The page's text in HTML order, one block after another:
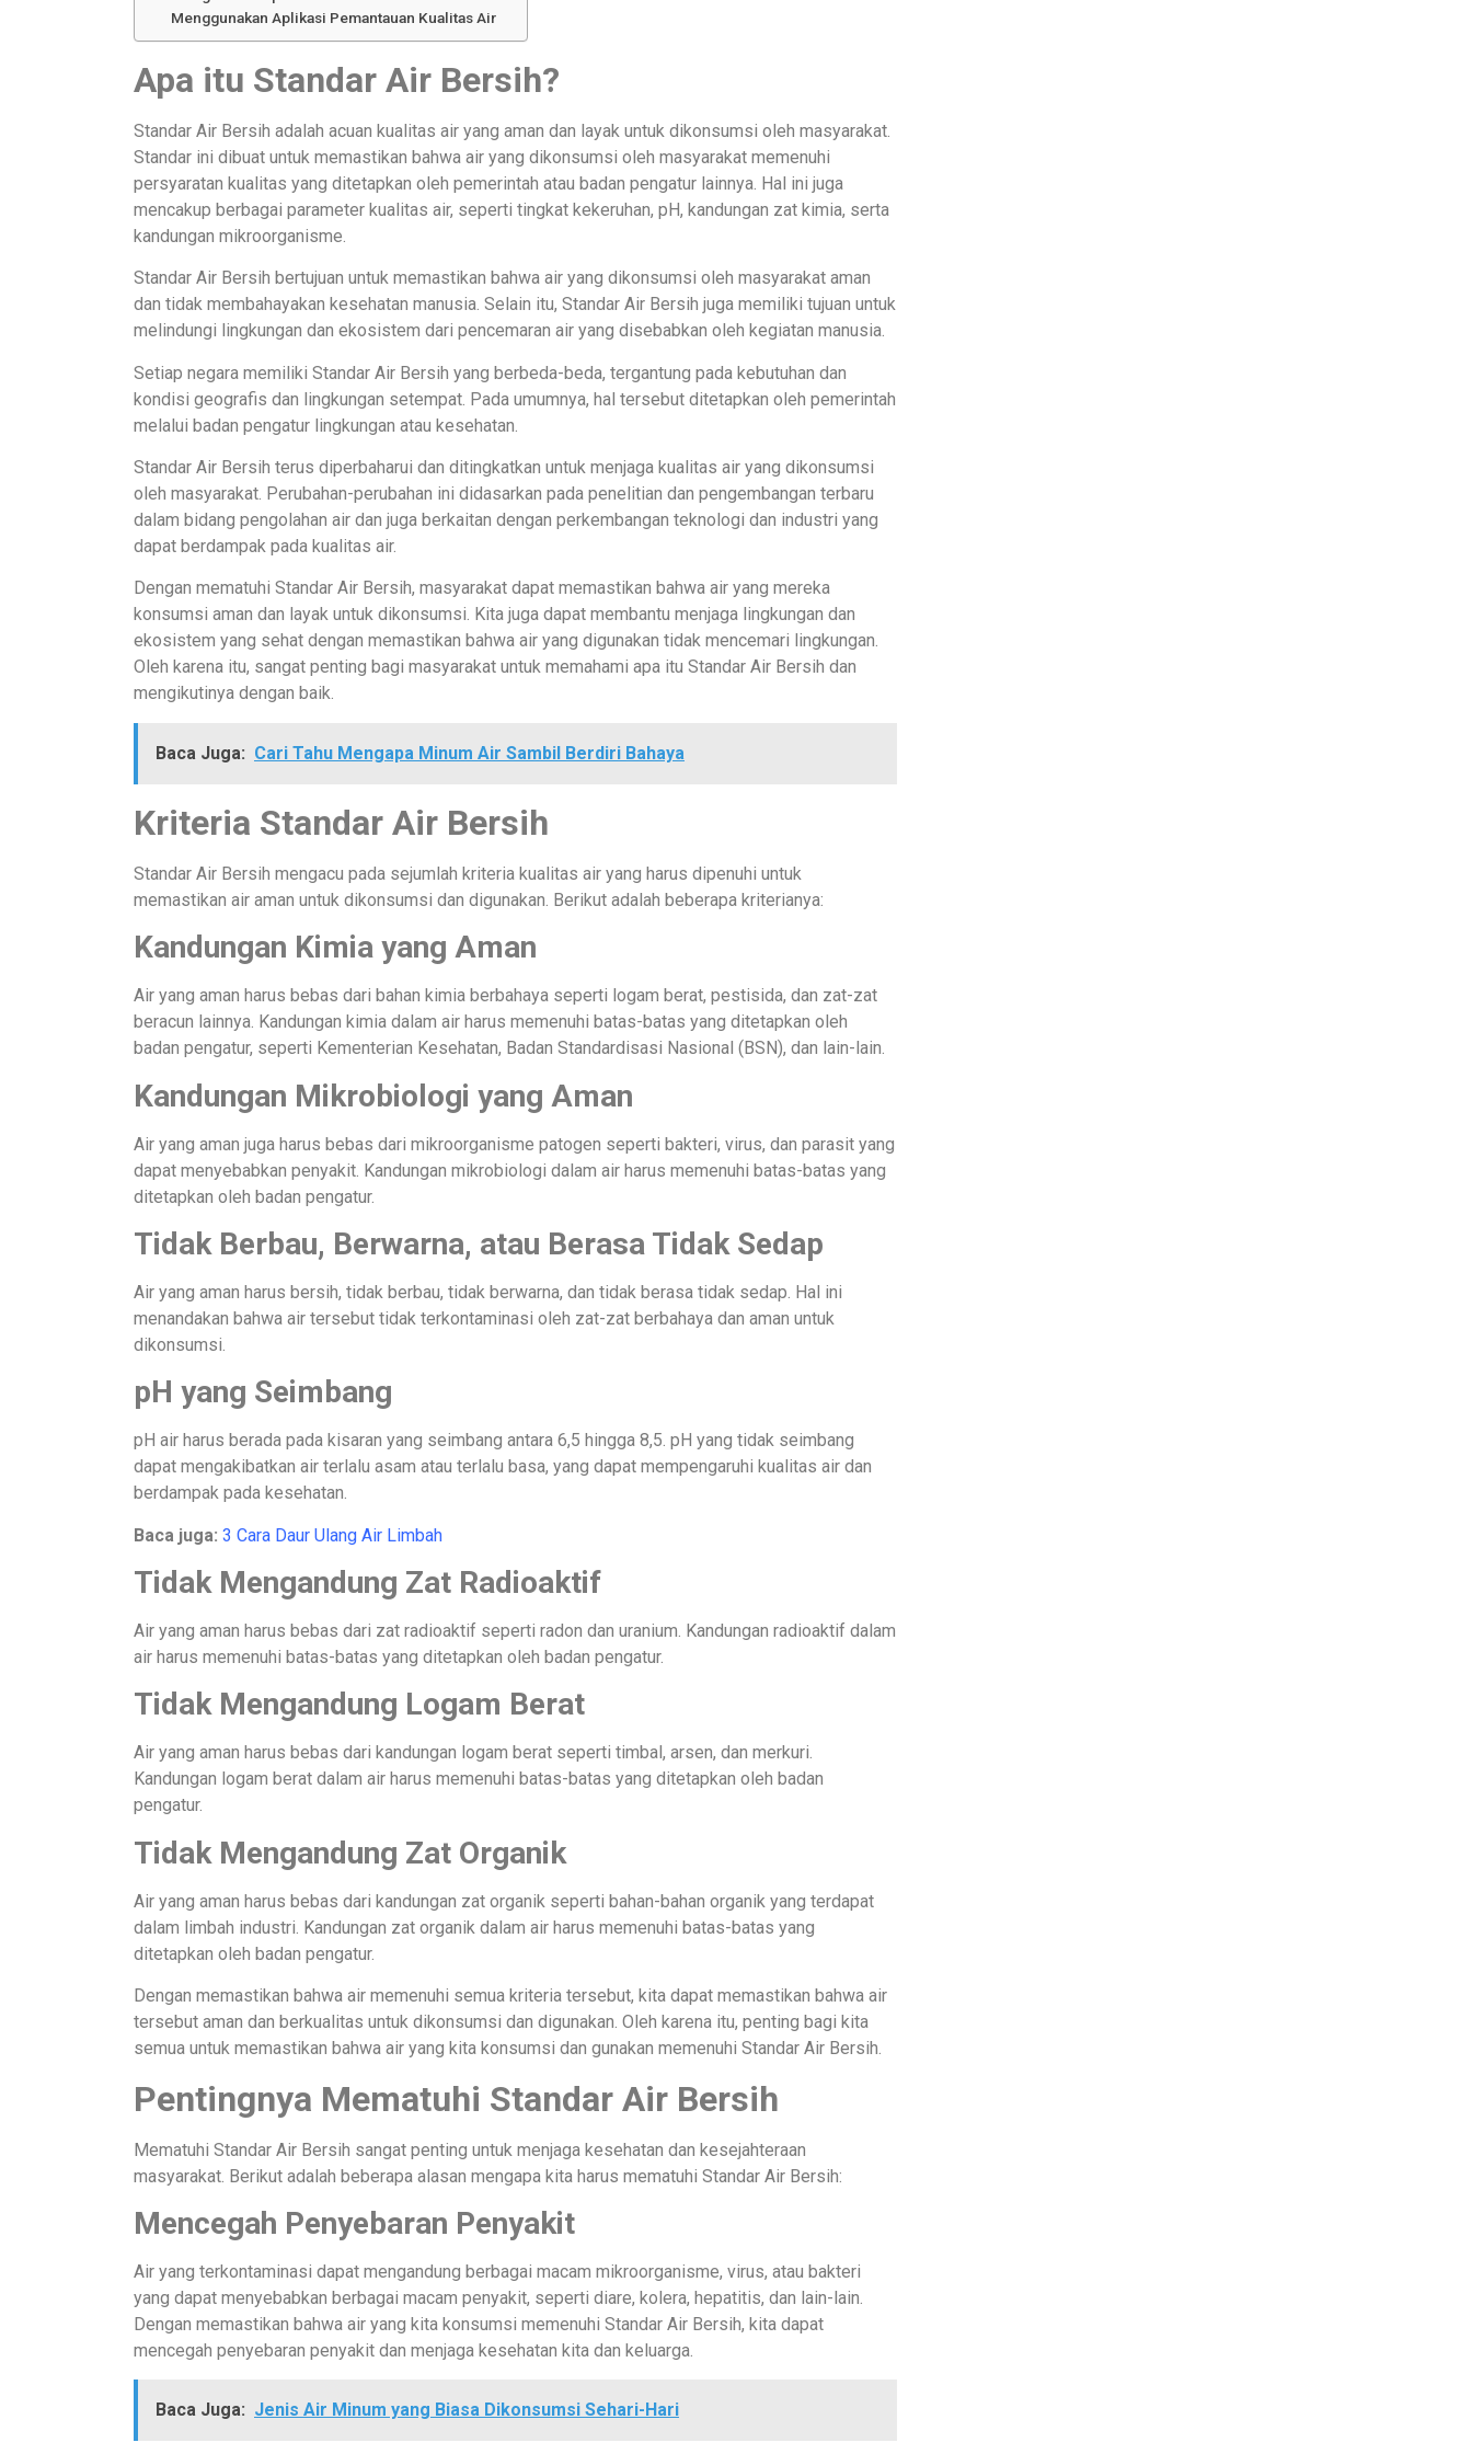
Menggunakan Aplikasi Pemantauan Kualitas Air
Apa itu Standar Air Bersih?
Standar Air Bersih adalah acuan kualitas air yang aman dan layak untuk dikonsumsi oleh masyarakat.
Standar ini dibuat untuk memastikan bahwa air yang dikonsumsi oleh masyarakat memenuhi
persyaratan kualitas yang ditetapkan oleh pemerintah atau badan pengatur lainnya. Hal ini juga
mencakup berbagai parameter kualitas air, seperti tingkat kekeruhan, pH, kandungan zat kimia, serta
kandungan mikroorganisme.
Standar Air Bersih bertujuan untuk memastikan bahwa air yang dikonsumsi oleh masyarakat aman
dan tidak membahayakan kesehatan manusia. Selain itu, Standar Air Bersih juga memiliki tujuan untuk
melindungi lingkungan dan ekosistem dari pencemaran air yang disebabkan oleh kegiatan manusia.
Setiap negara memiliki Standar Air Bersih yang berbeda-beda, tergantung pada kebutuhan dan
kondisi geografis dan lingkungan setempat. Pada umumnya, hal tersebut ditetapkan oleh pemerintah
melalui badan pengatur lingkungan atau kesehatan.
Standar Air Bersih terus diperbaharui dan ditingkatkan untuk menjaga kualitas air yang dikonsumsi
oleh masyarakat. Perubahan-perubahan ini didasarkan pada penelitian dan pengembangan terbaru
dalam bidang pengolahan air dan juga berkaitan dengan perkembangan teknologi dan industri yang
dapat berdampak pada kualitas air.
Dengan mematuhi Standar Air Bersih, masyarakat dapat memastikan bahwa air yang mereka
konsumsi aman dan layak untuk dikonsumsi. Kita juga dapat membantu menjaga lingkungan dan
ekosistem yang sehat dengan memastikan bahwa air yang digunakan tidak mencemari lingkungan.
Oleh karena itu, sangat penting bagi masyarakat untuk memahami apa itu Standar Air Bersih dan
mengikutinya dengan baik.
Baca Juga: Cari Tahu Mengapa Minum Air Sambil Berdiri Bahaya
Kriteria Standar Air Bersih
Standar Air Bersih mengacu pada sejumlah kriteria kualitas air yang harus dipenuhi untuk
memastikan air aman untuk dikonsumsi dan digunakan. Berikut adalah beberapa kriterianya:
Kandungan Kimia yang Aman
Air yang aman harus bebas dari bahan kimia berbahaya seperti logam berat, pestisida, dan zat-zat
beracun lainnya. Kandungan kimia dalam air harus memenuhi batas-batas yang ditetapkan oleh
badan pengatur, seperti Kementerian Kesehatan, Badan Standardisasi Nasional (BSN), dan lain-lain.
Kandungan Mikrobiologi yang Aman
Air yang aman juga harus bebas dari mikroorganisme patogen seperti bakteri, virus, dan parasit yang
dapat menyebabkan penyakit. Kandungan mikrobiologi dalam air harus memenuhi batas-batas yang
ditetapkan oleh badan pengatur.
Tidak Berbau, Berwarna, atau Berasa Tidak Sedap
Air yang aman harus bersih, tidak berbau, tidak berwarna, dan tidak berasa tidak sedap. Hal ini
menandakan bahwa air tersebut tidak terkontaminasi oleh zat-zat berbahaya dan aman untuk
dikonsumsi.
pH yang Seimbang
pH air harus berada pada kisaran yang seimbang antara 6,5 hingga 8,5. pH yang tidak seimbang
dapat mengakibatkan air terlalu asam atau terlalu basa, yang dapat mempengaruhi kualitas air dan
berdampak pada kesehatan.
Baca juga: 3 Cara Daur Ulang Air Limbah
Tidak Mengandung Zat Radioaktif
Air yang aman harus bebas dari zat radioaktif seperti radon dan uranium. Kandungan radioaktif dalam
air harus memenuhi batas-batas yang ditetapkan oleh badan pengatur.
Tidak Mengandung Logam Berat
Air yang aman harus bebas dari kandungan logam berat seperti timbal, arsen, dan merkuri.
Kandungan logam berat dalam air harus memenuhi batas-batas yang ditetapkan oleh badan
pengatur.
Tidak Mengandung Zat Organik
Air yang aman harus bebas dari kandungan zat organik seperti bahan-bahan organik yang terdapat
dalam limbah industri. Kandungan zat organik dalam air harus memenuhi batas-batas yang
ditetapkan oleh badan pengatur.
Dengan memastikan bahwa air memenuhi semua kriteria tersebut, kita dapat memastikan bahwa air
tersebut aman dan berkualitas untuk dikonsumsi dan digunakan. Oleh karena itu, penting bagi kita
semua untuk memastikan bahwa air yang kita konsumsi dan gunakan memenuhi Standar Air Bersih.
Pentingnya Mematuhi Standar Air Bersih
Mematuhi Standar Air Bersih sangat penting untuk menjaga kesehatan dan kesejahteraan
masyarakat. Berikut adalah beberapa alasan mengapa kita harus mematuhi Standar Air Bersih:
Mencegah Penyebaran Penyakit
Air yang terkontaminasi dapat mengandung berbagai macam mikroorganisme, virus, atau bakteri
yang dapat menyebabkan berbagai macam penyakit, seperti diare, kolera, hepatitis, dan lain-lain.
Dengan memastikan bahwa air yang kita konsumsi memenuhi Standar Air Bersih, kita dapat
mencegah penyebaran penyakit dan menjaga kesehatan kita dan keluarga.
Baca Juga: Jenis Air Minum yang Biasa Dikonsumsi Sehari-Hari